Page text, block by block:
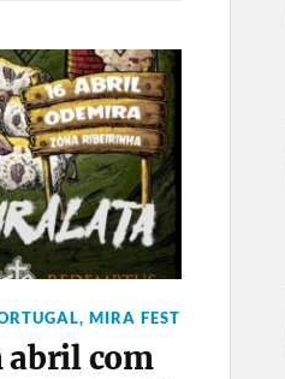
, MIRA FEST
abril com